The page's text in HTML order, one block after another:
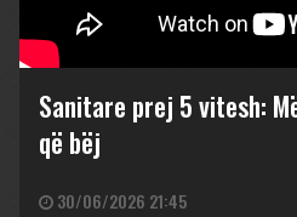
Sanitare prej 5 vitesh:
që bëj
30/06/2026 21:45